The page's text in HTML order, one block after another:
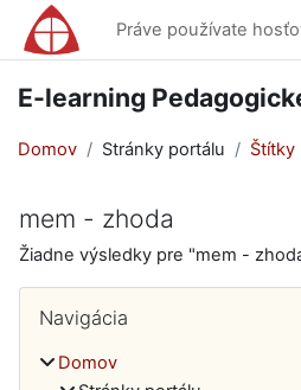
Preskočiť na hlavný obsah
Práve používate
E-learning
Domov Stránky portálu Štítky
mem - zhoda
Žiadne výsledky pre "mem -
Bloky
Navigácia
Domov